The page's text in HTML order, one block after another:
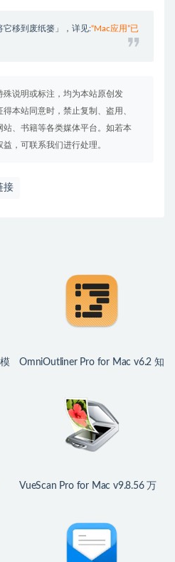
它移到废纸篓」，详见:“Mac应用”已
殊说明或标注，均为本站原创发
本站同意时，禁止复制、盗用、
、书籍等各类媒体平台。如若本
，可联系我们进行处理。
接
OmniOutliner Pro for Mac v6.2 知
VueScan Pro for Mac v9.8.56 万